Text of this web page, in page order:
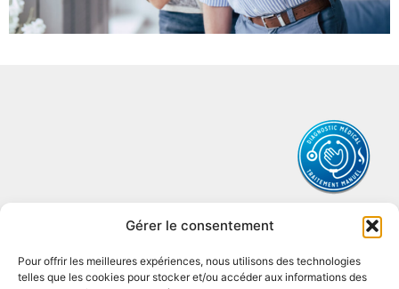
Gérer le consentement
Pour offrir les meilleures expériences, nous utilisons des technologies
telles que les cookies pour stocker et/ou accéder aux informations des